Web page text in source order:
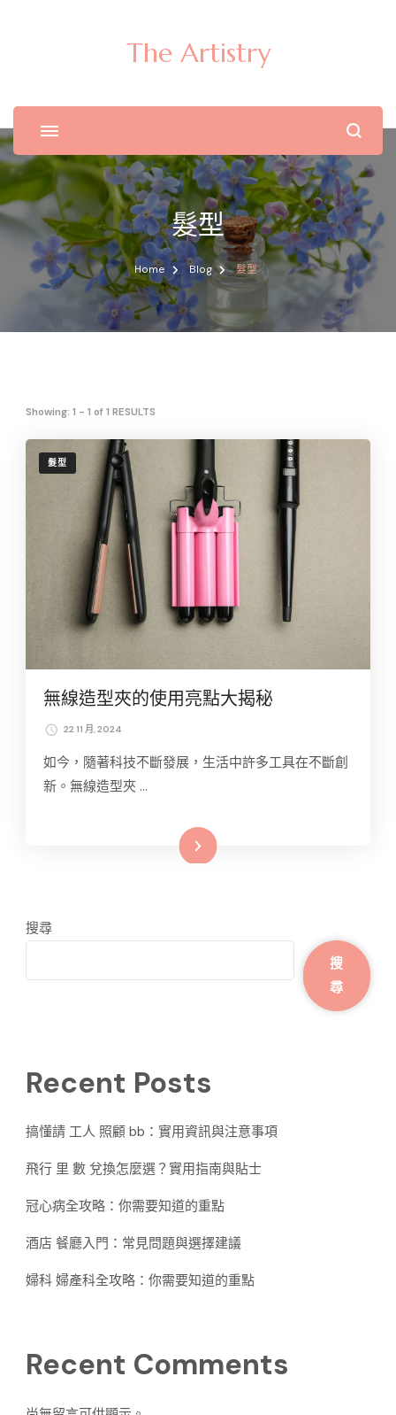
The Artistry
髮型
Home Blog 髮型
Showing: 1 - 1 of 1 RESULTS
髮型
無線造型夾的使用亮點大揭秘
22 11 月, 2024
如今，隨著科技不斷發展，生活中許多工具在不斷創
新。無線造型夾 …
Read More
搜尋
搜
尋
Recent Posts
搞懂請 工人 照顧 bb：實用資訊與注意事項
飛行 里 數 兌換怎麼選？實用指南與貼士
冠心病全攻略：你需要知道的重點
酒店 餐廳入門：常見問題與選擇建議
婦科 婦產科全攻略：你需要知道的重點
Recent Comments